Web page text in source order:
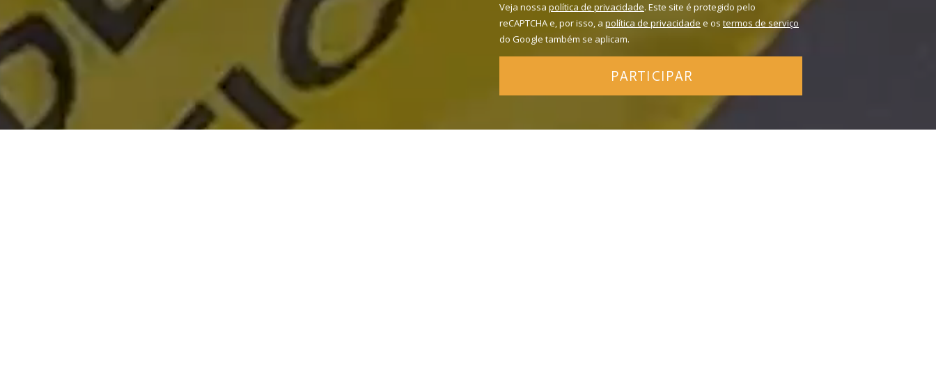
Veja nossa política de privacidade. Este site é protegido pelo
reCAPTCHA e, por isso, a política de privacidade e os termos de serviço
do Google também se aplicam.
PARTICIPAR